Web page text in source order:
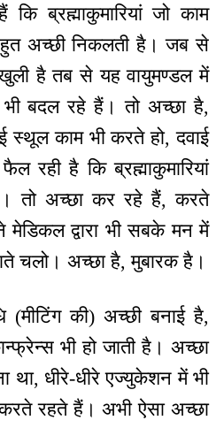
ब्रह्माकुमारियां जो काम
अच्छी निकलती है। जब से
है तब से यह वायुमण्डल में
बदल रहे हैं। तो अच्छा है,
स्थूल काम भी करते हो, दवाई
रही है कि ब्रह्माकुमारियां
तो अच्छा कर रहे हैं, करते
द्वारा भी सबके मन में
चलो। अच्छा है, मुबारक है।
(मीटिंग की) अच्छी बनाई है,
भी हो जाती है। अच्छा
था, धीरे-धीरे एज्युकेशन में भी
रहते हैं। अभी ऐसा अच्छा